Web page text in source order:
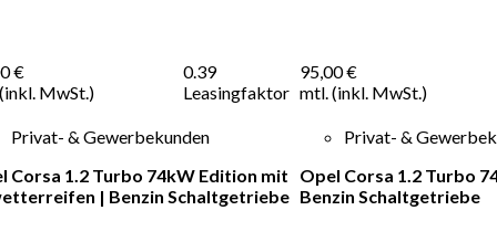
€
MwSt.)
0.39
Leasingfaktor
Privat- & Gewerbekunden
Corsa 1.2 Turbo 74kW Edition mit
| Benzin Schaltgetriebe
95,00 €
mtl. (inkl. MwSt.)
Privat- &
Opel Corsa 1.2 Turbo
Benzin Schaltgetriebe